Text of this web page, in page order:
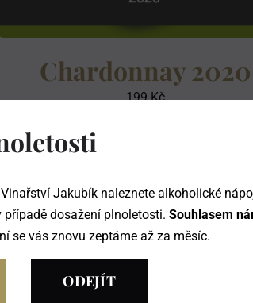
Chardonnay 2020
199Kč
Jakubík naleznete alkoholické
dosažení plnoletosti. Souhlasem
se vás znovu zeptáme až za měsíc.
ODEJÍT